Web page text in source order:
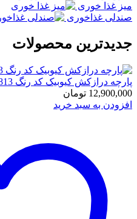
میز غذا خوری
صندلی غذاخوری
جدیدترین محصولات
پارچه درازکش کیوبیک کد رنگ 813
12,900,000 تومان
افزودن به سبد خرید